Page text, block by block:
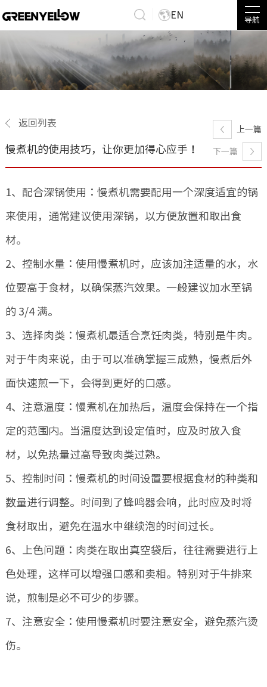
EN
导航
返回列表
慢煮机的使用技巧，让你更加得心应手！
上一篇
下一篇
1、配合深锅使用：慢煮机需要配用一个深度适宜的锅
来使用，通常建议使用深锅，以方便放置和取出食
材。
2、控制水量：使用慢煮机时，应该加注适量的水，水
位要高于食材，以确保蒸汽效果。一般建议加水至锅
的 3/4 满。
3、选择肉类：慢煮机最适合烹饪肉类，特别是牛肉。
对于牛肉来说，由于可以准确掌握三成熟，慢煮后外
面快速煎一下，会得到更好的口感。
4、注意温度：慢煮机在加热后，温度会保持在一个指
定的范围内。当温度达到设定值时，应及时放入食
材，以免热量过高导致肉类过熟。
5、控制时间：慢煮机的时间设置要根据食材的种类和
数量进行调整。时间到了蜂鸣器会响，此时应及时将
食材取出，避免在温水中继续泡的时间过长。
6、上色问题：肉类在取出真空袋后，往往需要进行上
色处理，这样可以增强口感和卖相。特别对于牛排来
说，煎制是必不可少的步骤。
7、注意安全：使用慢煮机时要注意安全，避免蒸汽烫
伤。